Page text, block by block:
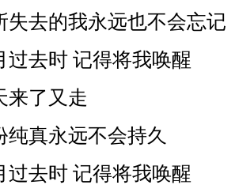
失去的我永远也不会忘记
过去时 记得将我唤醒
来了又走
纯真永远不会持久
过去时 记得将我唤醒